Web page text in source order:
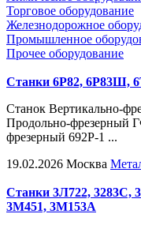
Торговое оборудование
Железнодорожное
Промышленное
Прочее оборудование
Станки 6Р82, 6Р83Ш,
Станок Вертикально-
Продольно-фрезерный
фрезерный 692Р-1 ...
19.02.2026 Москва
Станки 3Л722, 3283С,
3М451, 3М153А